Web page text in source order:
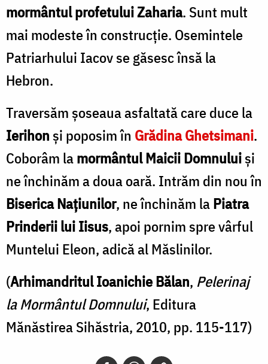
mormântul profetului Zaharia. Sunt mult
mai modeste în construcţie. Osemintele
Patriarhului Iacov se găsesc însă la
Hebron.
Traversăm şoseaua asfaltată care duce la
Ierihonşi poposim în Grădina Ghetsimani.
Coborâm lamormântul Maicii Domnuluişi
ne închinăm a doua oară. Intrăm din nou în
Biserica Naţiunilor, ne închinăm laPiatra
Prinderii lui Iisus, apoi pornim spre vârful
Muntelui Eleon, adică al Măslinilor.
(Arhimandritul Ioanichie Bălan, Pelerinaj
la Mormântul Domnului, Editura
Mănăstirea Sihăstria, 2010, pp. 115-117)